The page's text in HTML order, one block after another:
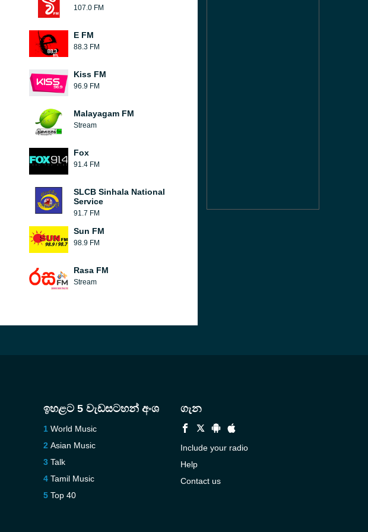
107.0 FM
E FM
88.3 FM
Kiss FM
96.9 FM
Malayagam FM
Stream
Fox
91.4 FM
SLCB Sinhala National
Service
91.7 FM
Sun FM
98.9 FM
Rasa FM
Stream
ඉහළට 5 වැඩසටහන් අංශ
World Music
Asian Music
Talk
Tamil Music
Top 40
ගැන
Include your radio
Help
Contact us